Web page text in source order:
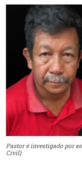
Pastor é investigado por
Civil)